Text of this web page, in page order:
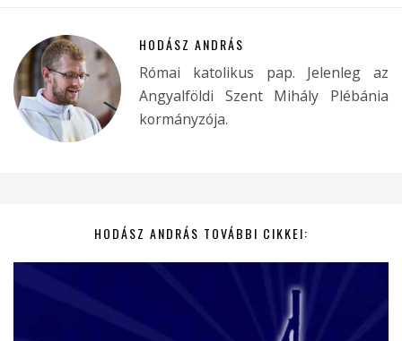
HODÁSZ ANDRÁS
Római katolikus pap. Jelenleg az
Angyalföldi Szent Mihály Plébánia
kormányzója.
HODÁSZ ANDRÁS TOVÁBBI CIKKEI: